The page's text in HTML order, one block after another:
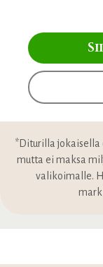
*Diturilla jokaisella
mutta ei maksa
valikoimalle.